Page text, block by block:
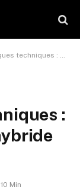
qui change entre hybride et électrique
:
10 Min